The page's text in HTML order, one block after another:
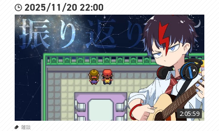
2025/11/20 22:00
2:05:59
雑談